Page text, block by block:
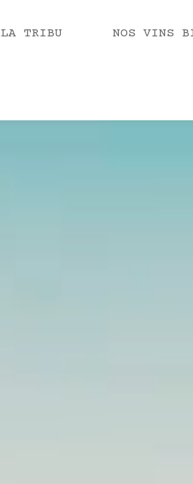
LA TRIBU NOS VINS